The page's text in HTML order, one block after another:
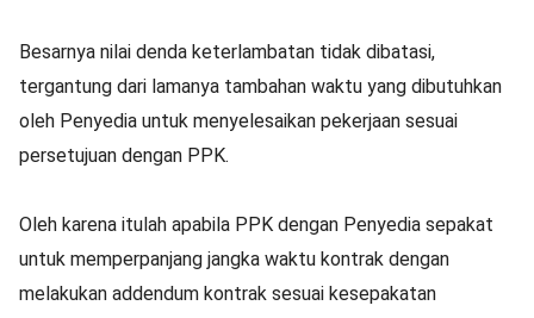
Besarnya nilai denda keterlambatan tidak dibatasi,
tergantung dari lamanya tambahan waktu yang dibutuhkan
oleh Penyedia untuk menyelesaikan pekerjaan sesuai
persetujuan dengan PPK.
Oleh karena itulah apabila PPK dengan Penyedia sepakat
untuk memperpanjang jangka waktu kontrak dengan
melakukan addendum kontrak sesuai kesepakatan